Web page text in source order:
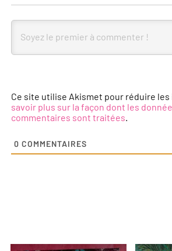
Ce site utilise Akismet pour réduire
savoir plus sur la façon dont les
commentaires sont traitées.
0 COMMENTAIRES